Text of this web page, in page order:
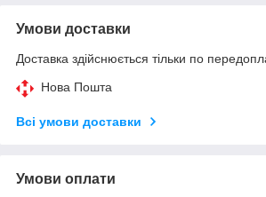
Умови доставки
Доставка здійснюється тільки по
Нова Пошта
Всі умови доставки
Умови оплати